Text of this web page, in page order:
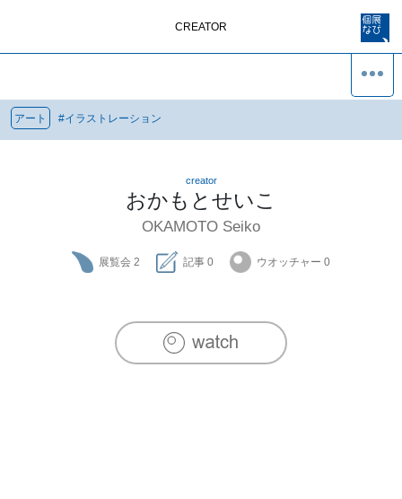
CREATOR
アート #イラストレーション
creator
おかもとせいこ
OKAMOTO Seiko
展覧会 2 記事 0 ウオッチャー 0